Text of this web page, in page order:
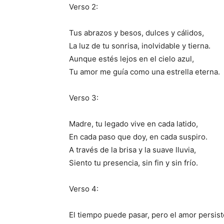
Verso 2:
Tus abrazos y besos, dulces y cálidos,
La luz de tu sonrisa, inolvidable y tierna.
Aunque estés lejos en el cielo azul,
Tu amor me guía como una estrella eterna.
Verso 3:
Madre, tu legado vive en cada latido,
En cada paso que doy, en cada suspiro.
A través de la brisa y la suave lluvia,
Siento tu presencia, sin fin y sin frío.
Verso 4:
El tiempo puede pasar, pero el amor